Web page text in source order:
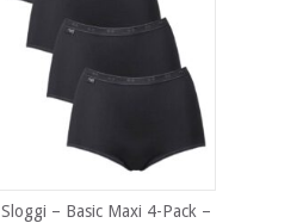
Sloggi – Basic Maxi 4-Pack –